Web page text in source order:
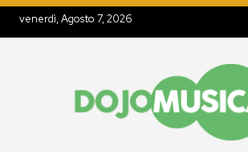
venerdì, Agosto 7, 2026